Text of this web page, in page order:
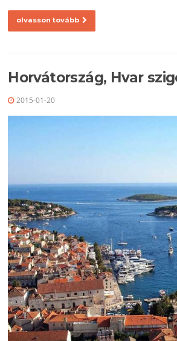
olvasson tovább
Horvátország, Hvar
2015-01-20